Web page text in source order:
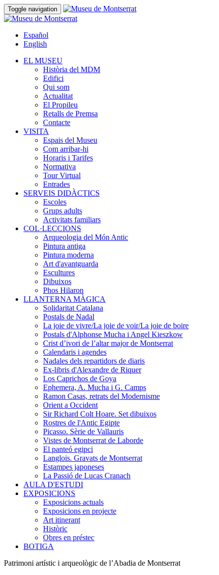
Toggle navigation
Español
English
EL MUSEU
Història del MDM
Edifici
Qui som
Actualitat
El Propileu
Retalls de Premsa
Contacte
VISITA
Espais del Museu
Com arribar-hi
Horaris i Tarifes
Normativa
Tour Virtual
Entrades
SERVEIS DIDÀCTICS
Escoles
Grups adults
Activitats familiars
COL·LECCIONS
Arqueologia del Món Antic
Pintura antiga
Pintura moderna
Art d'avantguarda
Escultures
Dibuixos
Phos Hilaron
LLANTERNA MÀGICA
Solidaritat Catalana
Postals de Nadal
La joie de vivre/La joie de voir/La joie de boire
Postals d'Alphonse Mucha i Angel Kieszkow
Crist d’ivori de l’altar major de Montserrat
Calendaris i agendes
Nadales dels repartidors de diaris
Ex-libris d'Alexandre de Riquer
Los Caprichos de Goya
Ephemera, A. Mucha i G. Camps
Ramon Casas, retrats del Modernisme
Orient a Occident
Sir Richard Colt Hoare. Set dibuixos
Rostres de l'Antic Egipte
Picasso. Sèrie de Vallauris
Vistes de Montserrat de Laborde
El panteó egipci
Langlois. Gravats de Montserrat
Estampes japoneses
La Passió de Lucas Cranach
AULA D'ESTUDI
EXPOSICIONS
Exposicions actuals
Exposicions en projecte
Art itinerant
Històric
Obres en préstec
BOTIGA
Patrimoni artístic i arqueològic de l’Abadia de Montserrat